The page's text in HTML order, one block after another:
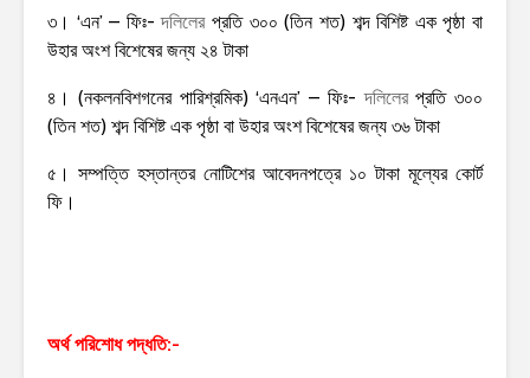
৩। ‘এন’ – ফিঃ-দলিলেরপ্রতি ৩০০ (তিন শত) শব্দ বিশিষ্ট এক পৃষ্ঠা বা
উহার অংশ বিশেষের জন্য ২৪ টাকা
৪। (নকলনবিশগনের পারিশ্রমিক) ‘এনএন’ – ফিঃ-দলিলেরপ্রতি ৩০০
(তিন শত) শব্দ বিশিষ্ট এক পৃষ্ঠা বা উহার অংশ বিশেষের জন্য ৩৬ টাকা
৫। সম্পত্তি হস্তান্তর নোটিশের আবেদনপত্রে ১০ টাকা মূল্যের কোর্ট
ফি।
অর্থ পরিশোধ পদ্ধতি:-